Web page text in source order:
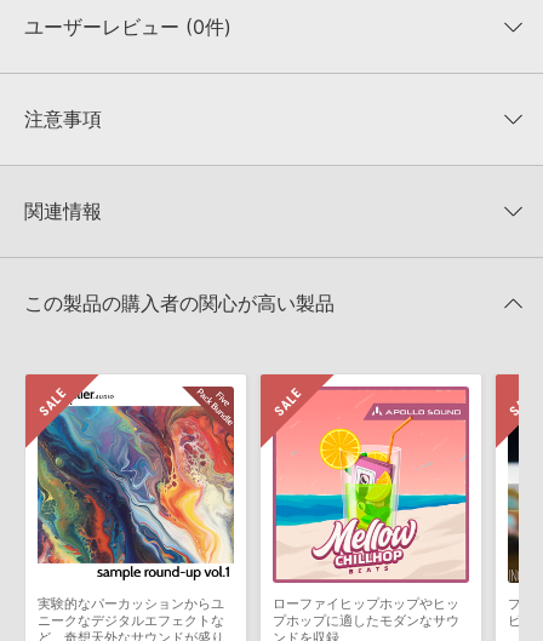
収録ファイル一覧
ユーザーレビュー (0件)
★★★★★
★5
★4
★1
注意事項
KONTAKTフォーマットは、
でお使いいただけます。無償版のKONTAKT PLAYERではお使いい
4GBを超えるデータに関するご注意：FAT32でフォーマットされた
きます際には、NTFSやHFS＋でフォーマットされたHDDをご用意
いただく必要がございます。
製品の購入手続き完了後、受注確認メールとシリアルナンバーをお
知らせするメールの2通が送信されます。メールに記載されており
ます説明に沿って、製品のダウンロード／導入を行って下さい。
サンプルパック製品には、原則として日本語版操作マニュアルをご
用意しておりません。ご購入後のご不明点や詳細に関するお問い合
わせなどはテクニカルサポート
までご連絡ください。
デモソングは、製品収録サウンドを使ってできることを紹介するた
関連情報
マーセール！
この製品の購入者の関心が高い製品
実験的なパーカッションからユ
ニークなデジタルエフェクトな
ど、奇想天外なサウンドが盛り
ローファイヒップホップやヒッ
プホップに適したモダンなサウ
ンドを収録
プロ
ビー